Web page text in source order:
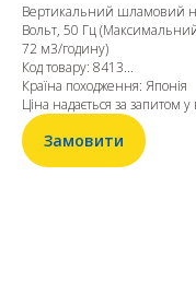
Вертикальний шламовий
Вольт, 50 Гц
72 м3/годину)
Код товару: 8413...
Країна походження: Японія
Ціна надається за запитом
Замовити